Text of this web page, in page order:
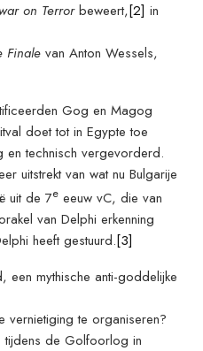
on Terrorbeweert,[2] in
Finale van Anton Wessels,
Gog en Magog
doet tot in Egypte toe
en technisch vergevorderd.
uitstrekt van wat nu Bulgarije
uit de 7e eeuw vC, die van
van Delphi erkenning
heeft gestuurd.[3]
mythische anti-goddelijke
te organiseren?
tijdens de Golfoorlog in